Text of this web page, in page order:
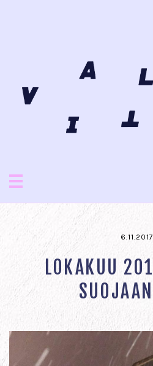
6.11.2017
LOKAKUU